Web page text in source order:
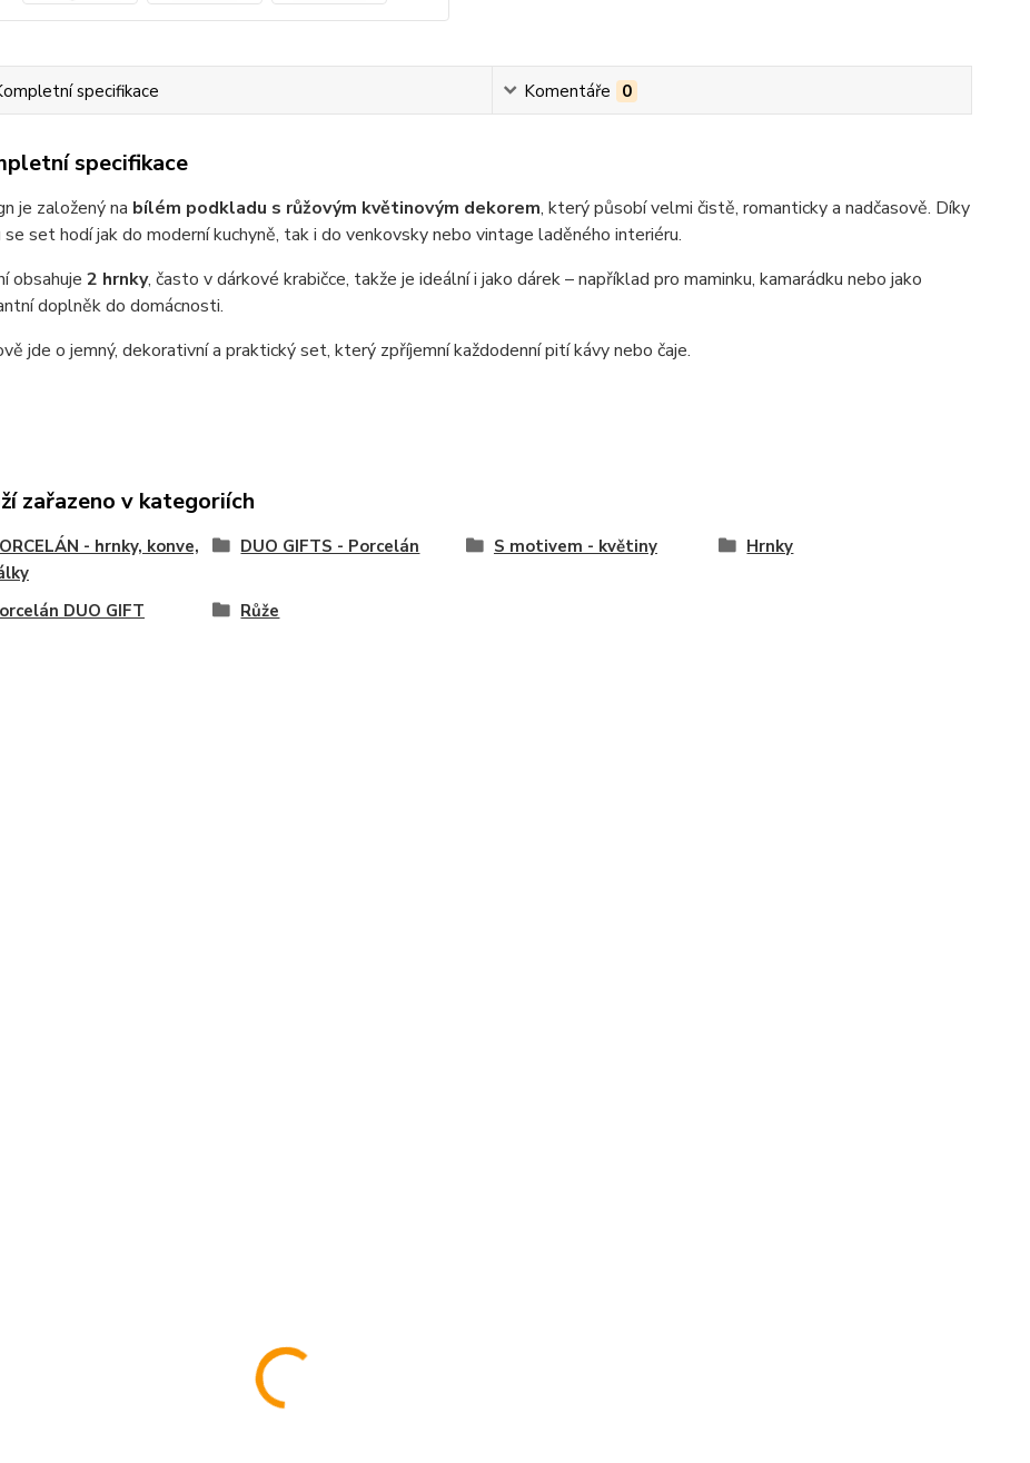
specifikace Komentáře 0
specifikace
je založený na bílém podkladu s růžovým květinovým dekorem, který působí velmi čistě, romanticky a nadčasově. Díky
set hodí jak do moderní kuchyně, tak i do venkovsky nebo vintage laděného interiéru.
obsahuje 2 hrnky, často v dárkové krabičce, takže je ideální i jako dárek – například pro maminku, kamarádku nebo jako
doplněk do domácnosti.
jde o jemný, dekorativní a praktický set, který zpříjemní každodenní pití kávy nebo čaje.
zařazeno v kategoriích
- hrnky, konve,
DUO GIFTS - Porcelán S motivem - květiny Hrnky
DUO GIFT Růže